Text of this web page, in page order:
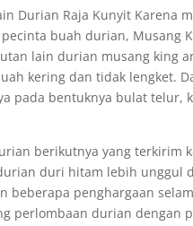
Durian Raja Kunyit Karena
buah durian, Musang
lain durian musang king
kering dan tidak lengket.
pada bentuknya bulat
berikutnya yang terkirim
duri hitam lebih unggul
beberapa penghargaan
perlombaan durian dengan